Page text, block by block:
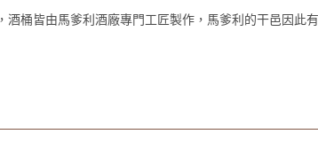
桶皆由馬爹利酒廠專門工匠製作，馬爹利的干邑因此